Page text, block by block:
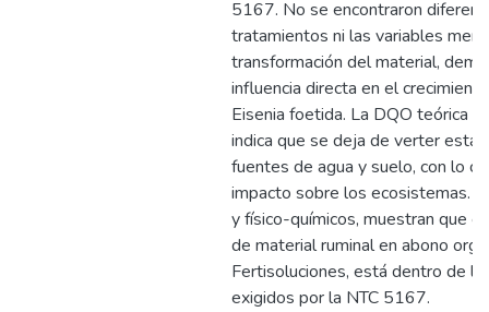
5167. No se encontraron
tratamientos ni las variables
transformación del material,
influencia directa en el
Eisenia foetida. La DQO teórica
indica que se deja de verter esta
fuentes de agua y suelo, con lo
impacto sobre los ecosistemas.
y físico-químicos, muestran que
de material ruminal en abono
Fertisoluciones, está dentro de
exigidos por la NTC 5167.